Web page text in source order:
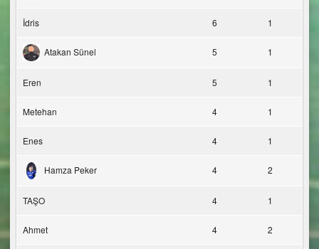
İdris 6 1
Atakan Sünel 5 1
Eren 5 1
Metehan 4 1
Enes 4 1
Hamza Peker 4 2
TAŞO 4 1
Ahmet 4 2